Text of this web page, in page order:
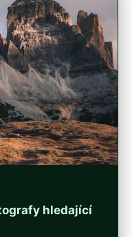
hledající